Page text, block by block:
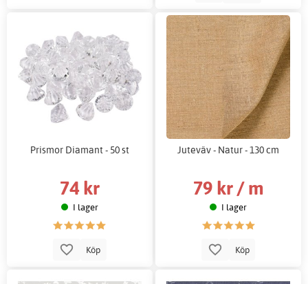
Prismor Diamant - 50 st
74 kr
I lager
Köp
Juteväv - Natur - 130 cm
79 kr / m
I lager
Köp